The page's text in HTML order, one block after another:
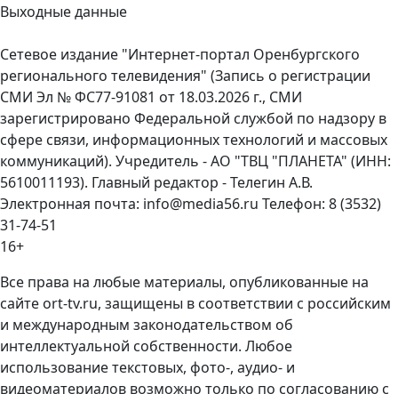
Выходные данные
Сетевое издание "Интернет-портал Оренбургского
регионального телевидения" (Запись о регистрации
СМИ Эл № ФС77-91081 от 18.03.2026 г., СМИ
зарегистрировано Федеральной службой по надзору в
сфере связи, информационных технологий и массовых
коммуникаций). Учредитель - АО "ТВЦ "ПЛАНЕТА" (ИНН:
5610011193). Главный редактор - Телегин А.В.
Электронная почта: info@media56.ru Телефон: 8 (3532)
31-74-51
16+
Все права на любые материалы, опубликованные на
сайте ort-tv.ru, защищены в соответствии с российским
и международным законодательством об
интеллектуальной собственности. Любое
использование текстовых, фото-, аудио- и
видеоматериалов возможно только по согласованию с